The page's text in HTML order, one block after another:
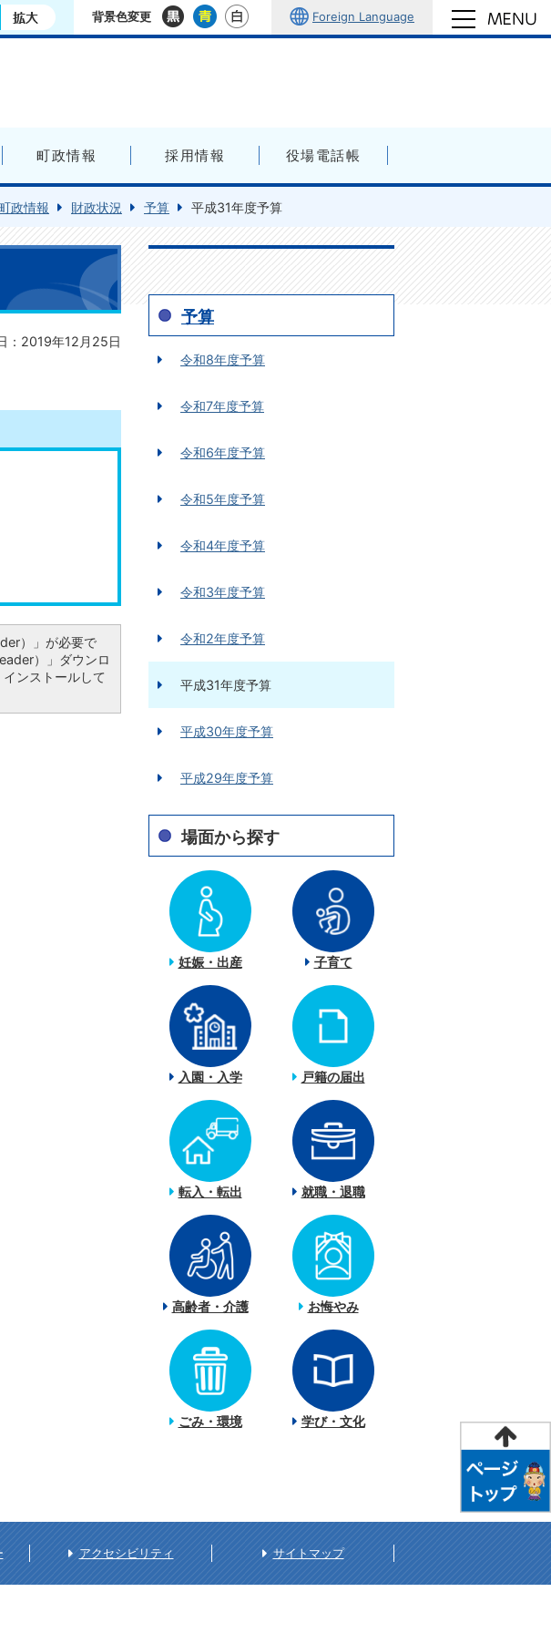
背景色変更 Foreign Language
町政情報 採用情報 役場電話帳
政情報 財政状況 予算 平成31年度予算
：2019年12月25日
）」が必要で
）」ダウンロ
ンストールして
予算
令和8年度予算
令和7年度予算
令和6年度予算
令和5年度予算
令和4年度予算
令和3年度予算
令和2年度予算
平成31年度予算
平成30年度予算
平成29年度予算
場面から探す
妊娠・出産 子育て
入園・入学 戸籍の届出
転入・転出 就職・退職
高齢者・介護 お悔やみ
ごみ・環境 学び・文化
アクセシビリティ サイトマップ